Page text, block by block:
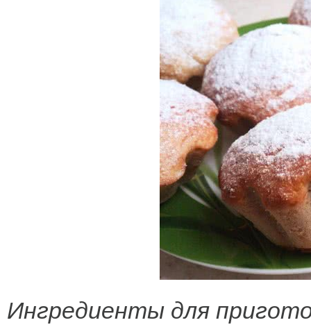
Ингредиенты для